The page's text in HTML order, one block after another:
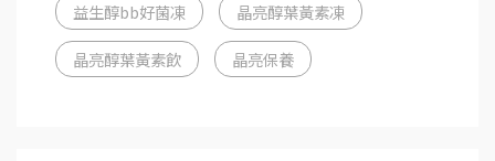
益生醇bb好菌凍 晶亮醇葉黃素凍
晶亮醇葉黃素飲 晶亮保養